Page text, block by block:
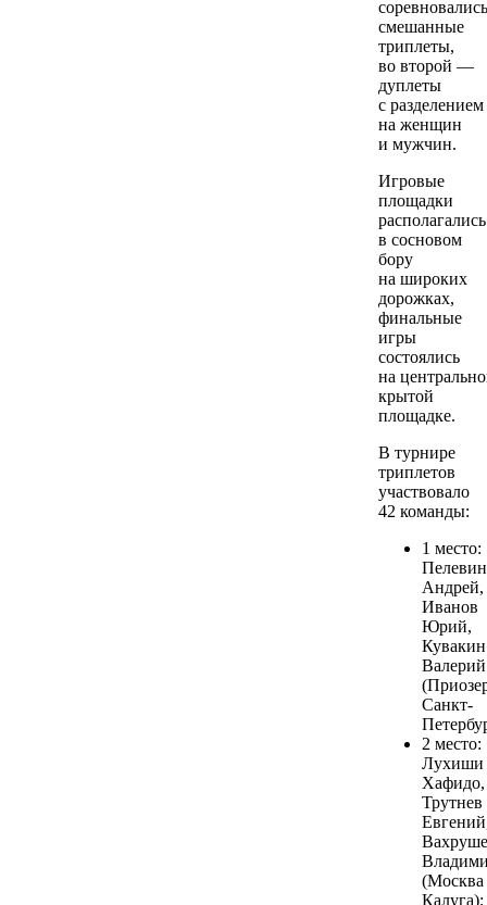
соревновались
смешанные
триплеты,
во второй —
дуплеты
с разделением
на женщин
и мужчин.
Игровые
площадки
располагались
в сосновом
бору
на широких
дорожках,
финальные
игры
состоялись
на
крытой
площадке.
В турнире
триплетов
участвовало
42 команды:
1 место:
Пелевин
Андрей,
Иванов
Юрий,
Кувакин
Валерий
Санкт-
2 место:
Лухиши
Хафидо,
Трутнев
(Москва
Калуга);